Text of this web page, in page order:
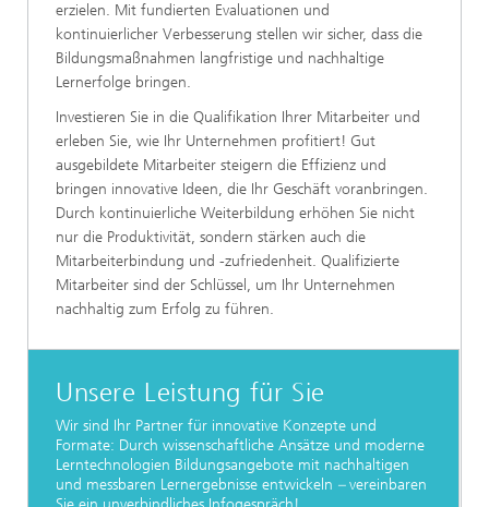
erzielen. Mit fundierten Evaluationen und
kontinuierlicher Verbesserung stellen wir sicher, dass die
Bildungsmaßnahmen langfristige und nachhaltige
Lernerfolge bringen.
Investieren Sie in die Qualifikation Ihrer Mitarbeiter und
erleben Sie, wie Ihr Unternehmen profitiert! Gut
ausgebildete Mitarbeiter steigern die Effizienz und
bringen innovative Ideen, die Ihr Geschäft voranbringen.
Durch kontinuierliche Weiterbildung erhöhen Sie nicht
nur die Produktivität, sondern stärken auch die
Mitarbeiterbindung und -zufriedenheit. Qualifizierte
Mitarbeiter sind der Schlüssel, um Ihr Unternehmen
nachhaltig zum Erfolg zu führen.
Unsere Leistung für Sie
Wir sind Ihr Partner für innovative Konzepte und
Formate: Durch wissenschaftliche Ansätze und moderne
Lerntechnologien Bildungsangebote mit nachhaltigen
und messbaren Lernergebnisse entwickeln –vereinbaren